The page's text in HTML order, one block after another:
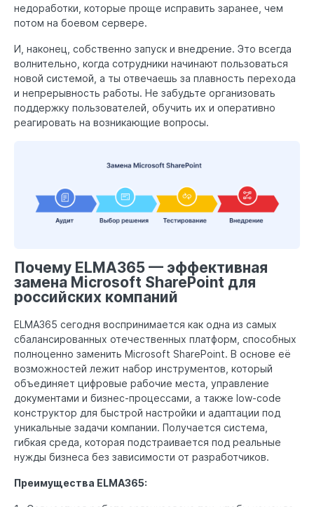
недоработки, которые проще исправить заранее, чем
потом на боевом сервере.
И, наконец, собственно запуск и внедрение. Это всегда
волнительно, когда сотрудники начинают пользоваться
новой системой, а ты отвечаешь за плавность перехода
и непрерывность работы. Не забудьте организовать
поддержку пользователей, обучить их и оперативно
реагировать на возникающие вопросы.
Почему ELMA365 — эффективная
замена Microsoft SharePoint для
российских компаний
ELMA365 сегодня воспринимается как одна из самых
сбалансированных отечественных платформ, способных
полноценно заменить Microsoft SharePoint. В основе её
возможностей лежит набор инструментов, который
объединяет цифровые рабочие места, управление
документами и бизнес-процессами, а также low-code
конструктор для быстрой настройки и адаптации под
уникальные задачи компании. Получается система,
гибкая среда, которая подстраивается под реальные
нужды бизнеса без зависимости от разработчиков.
Преимущества ELMA365: